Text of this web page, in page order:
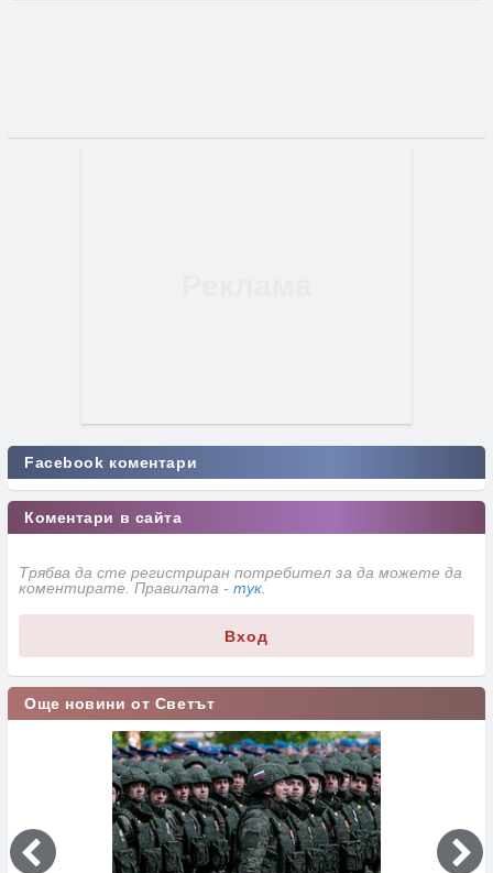
Facebook коментари
Коментари в сайта
Трябва да сте регистриран потребител за да можете да
коментирате. Правилата - тук
Вход
Още новини от Светът